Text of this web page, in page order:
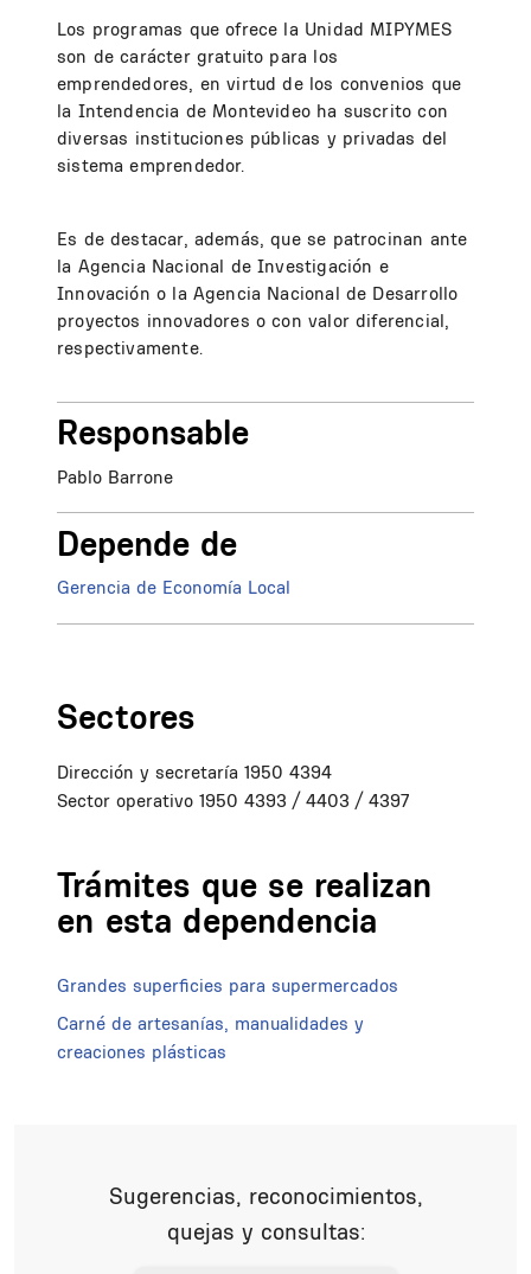
Los programas que ofrece la Unidad MIPYMES
son de carácter gratuito para los
emprendedores, en virtud de los convenios que
la Intendencia de Montevideo ha suscrito con
diversas instituciones públicas y privadas del
sistema emprendedor.
Es de destacar, además, que se patrocinan ante
la Agencia Nacional de Investigación e
Innovación o la Agencia Nacional de Desarrollo
proyectos innovadores o con valor diferencial,
respectivamente.
Responsable
Pablo Barrone
Depende de
Gerencia de Economía Local
Sectores
Dirección y secretaría 1950 4394
Sector operativo 1950 4393 / 4403 / 4397
Trámites que se realizan
en esta dependencia
Grandes superficies para supermercados
Carné de artesanías, manualidades y
creaciones plásticas
Sugerencias, reconocimientos,
quejas y consultas: